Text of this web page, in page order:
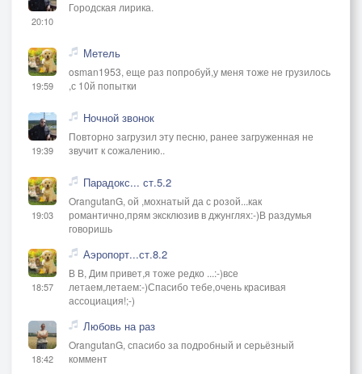
20:10
Городская лирика.
19:59
Метель
osman1953, еще раз попробуй,у меня тоже не грузилось
,с 10й попытки
19:39
Ночной звонок
Повторно загрузил эту песню, ранее загруженная не
звучит к сожалению..
19:03
Парадокс... ст.5.2
OrangutanG, ой ,мохнатый да с розой...как
романтично,прям эксклюзив в джунглях:-)В раздумья
говоришь
18:57
Аэропорт...ст.8.2
В В, Дим привет,я тоже редко ...:-)все
летаем,летаем:-)Спасибо тебе,очень красивая
ассоциация!;-)
18:42
Любовь на раз
OrangutanG, спасибо за подробный и серьёзный
коммент